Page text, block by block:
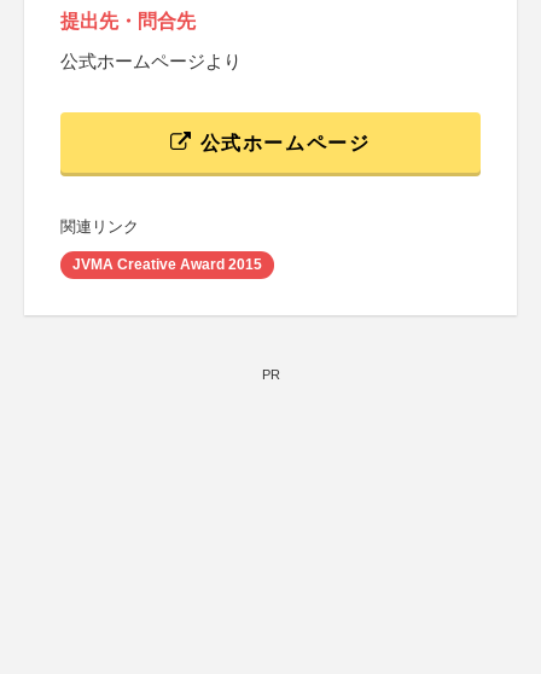
提出先・問合先
公式ホームページより
公式ホームページ
関連リンク
JVMA Creative Award 2015
PR